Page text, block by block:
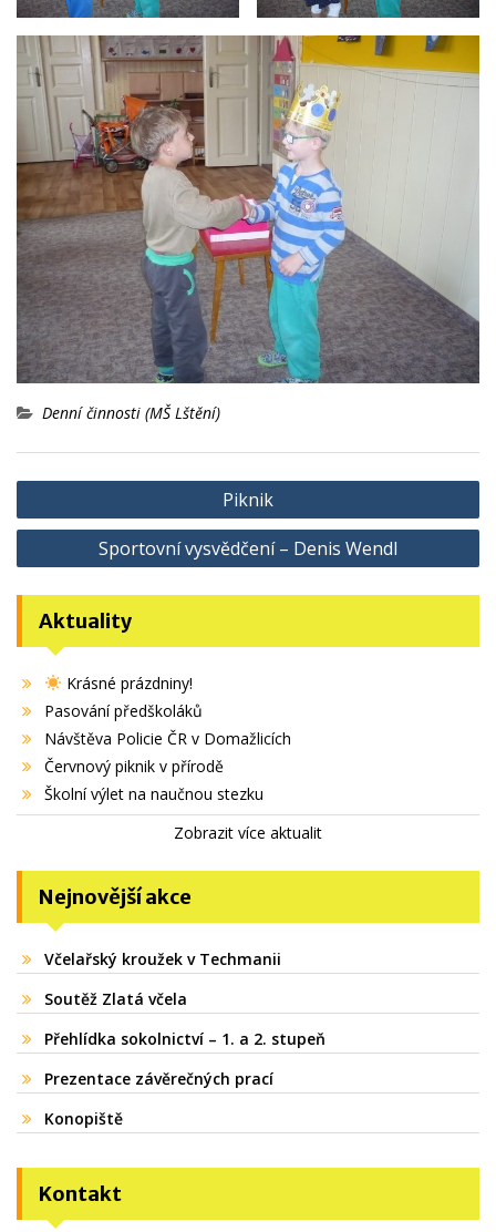
Denní činnosti (MŠ Lštění)
Navigace
pro
příspěvek
Piknik
Sportovní vysvědčení – Denis Wendl
Aktuality
Krásné prázdniny!
Pasování předškoláků
Návštěva Policie ČR v Domažlicích
Červnový piknik v přírodě
Školní výlet na naučnou stezku
Zobrazit více aktualit
Nejnovější akce
Včelařský kroužek v Techmanii
Soutěž Zlatá včela
Přehlídka sokolnictví – 1. a 2. stupeň
Prezentace závěrečných prací
Konopiště
Kontakt